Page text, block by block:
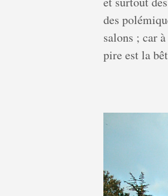
des
salons ; car
pire est la